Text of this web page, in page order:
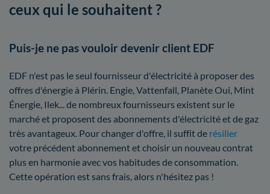
ceux qui le souhaitent ?
Puis-je ne pas vouloir devenir client EDF
EDF n'est pas le seul fournisseur d'électricité à proposer des
offres d'énergie à Plérin. Engie, Vattenfall, Planète Oui, Mint
Énergie, Ilek... de nombreux fournisseurs existent sur le
marché et proposent des abonnements d'électricité et de gaz
très avantageux. Pour changer d'offre, il suffit de résilier
votre précédent abonnement et choisir un nouveau contrat
plus en harmonie avec vos habitudes de consommation.
Cette opération est sans frais, alors n'hésitez pas !